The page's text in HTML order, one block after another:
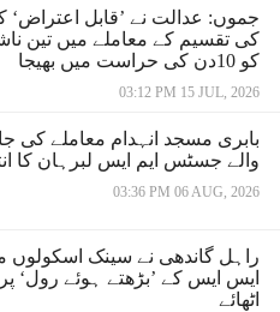
جموں: عدالت نے ’قابل اعتراض‘
کی تقسیم کے معاملے میں تین
کو 10دن کی حراست میں بھیجا
03:12 PM 15 JUL, 2026
بابری مسجد انہدام معاملے کی
والے جسٹس ایم ایس لبرہان کا
03:36 PM 06 AUG, 2026
راہل گاندھی نے سینک اسکولوں
ایس ایس کے ’بڑھتے ہوئے رول‘
اٹھائے